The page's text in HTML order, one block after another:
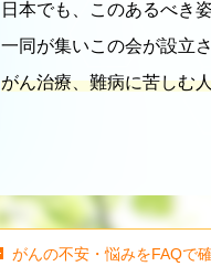
日本でも、このあるべき
一同が集いこの会が設立
がん治療、難病に苦しむ
がんの不安・悩みをFAQで